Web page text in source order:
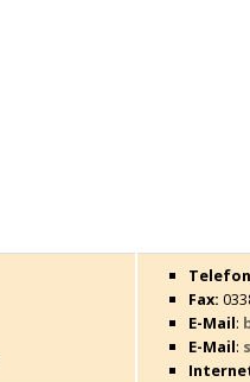
Fax:
E-Mail:
E-Mail: